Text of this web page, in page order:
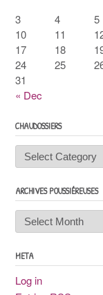
« Dec
3
4 5
10
11
17
18
24
25
31
CHAUDOSSIERS
Chaudossiers
ARCHIVES POUSSIÉREUSES
Archives
poussiéreuses
META
Log in